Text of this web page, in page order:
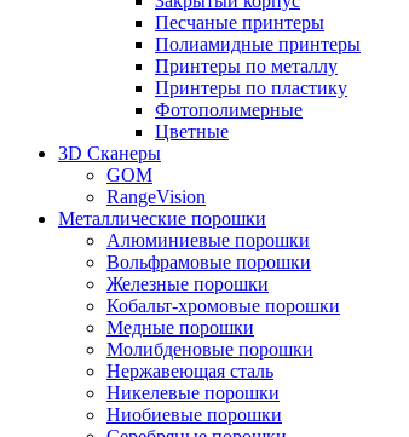
Песчаные принтеры
Полиамидные принтеры
Принтеры по металлу
Принтеры по пластику
Фотополимерные
Цветные
3D Сканеры
GOM
RangeVision
Металлические порошки
Алюминиевые порошки
Вольфрамовые порошки
Железные порошки
Кобальт-хромовые порошки
Медные порошки
Молибденовые порошки
Нержавеющая сталь
Никелевые порошки
Ниобиевые порошки